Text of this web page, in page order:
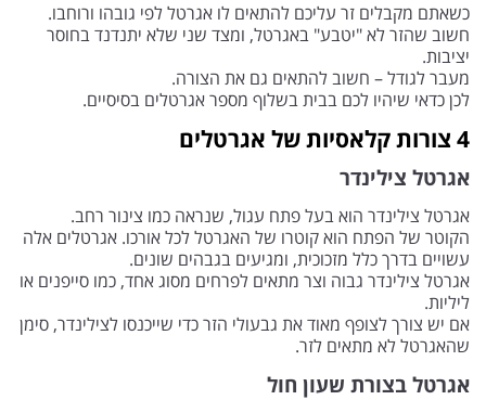
כשאתם מקבלים זר עליכם להתאים לו אגרטל לפי גובהו ורוחבו.
חשוב שהזר לא "יטבע" באגרטל, ומצד שני שלא יתנדנד בחוסר
יציבות.
מעבר לגודל – חשוב להתאים גם את הצורה.
לכן כדאי שיהיו לכם בבית בשלוף מספר אגרטלים בסיסיים.
4 צורות קלאסיות של אגרטלים
אגרטל צילינדר
אגרטל צילינדר הוא בעל פתח עגול, שנראה כמו צינור רחב.
הקוטר של הפתח הוא קוטרו של האגרטל לכל אורכו. אגרטלים אלה
עשויים בדרך כלל מזכוכית, ומגיעים בגבהים שונים.
אגרטל צילינדר גבוה וצר מתאים לפרחים מסוג אחד, כמו סייפנים או
ליליות.
אם יש צורך לצופף מאוד את גבעולי הזר כדי שייכנסו לצילינדר, סימן
שהאגרטל לא מתאים לזר.
אגרטל בצורת שעון חול